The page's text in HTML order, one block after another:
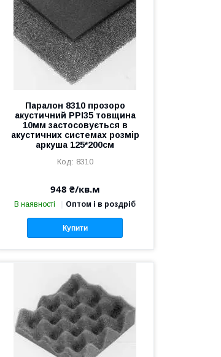
Паралон 8310 прозоро
акустичний PPI35 товщина
10мм застосовується в
акустичних системах розмір
аркуша 125*200см
8310
948 ₴/кв.м
В наявності Оптом і в роздріб
Купити